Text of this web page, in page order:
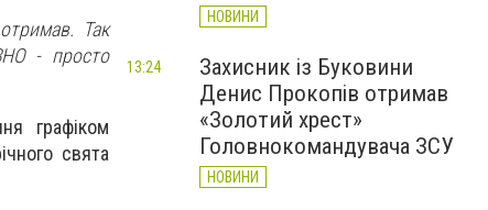
Так
- просто
графіком
свята
НОВИНИ
Захисник із Буковини
Денис Прокопів отримав
«Золотий хрест»
Головнокомандувача ЗСУ
НОВИНИ
13:24